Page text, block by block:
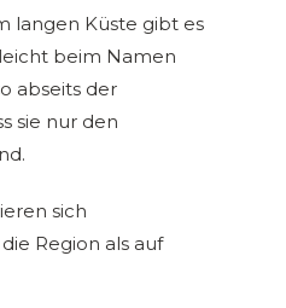
langen Küste gibt es
beim Namen
abseits der
sie nur den
sich
Region als auf